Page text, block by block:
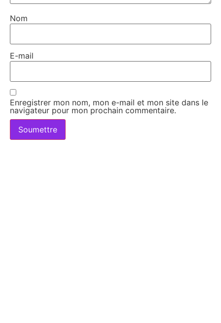
Nom
E-mail
Enregistrer mon nom, mon e-mail et mon site dans le
navigateur pour mon prochain commentaire.